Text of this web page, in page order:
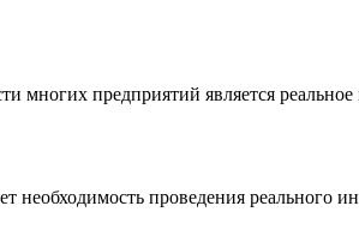
многих предприятий является
проведения реального